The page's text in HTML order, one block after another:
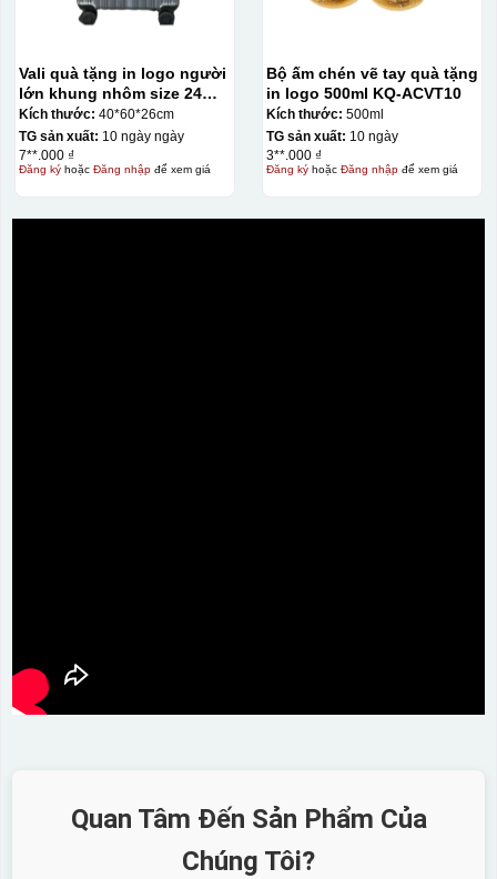
Vali quà tặng in logo người
lớn khung nhôm size 24
KQ-VL09
Kích thước: 40*60*26cm
TG sản xuất: 10 ngày ngày
7**.000 ₫
Đăng kýhoặc Đăng nhậpđể xem giá
Bộ ấm chén vẽ tay quà tặng
in logo 500ml KQ-ACVT10
Kích thước: 500ml
TG sản xuất: 10 ngày
3**.000 ₫
Đăng kýhoặc Đăng nhậpđể xem giá
Quan Tâm Đến Sản Phẩm Của
Chúng Tôi?